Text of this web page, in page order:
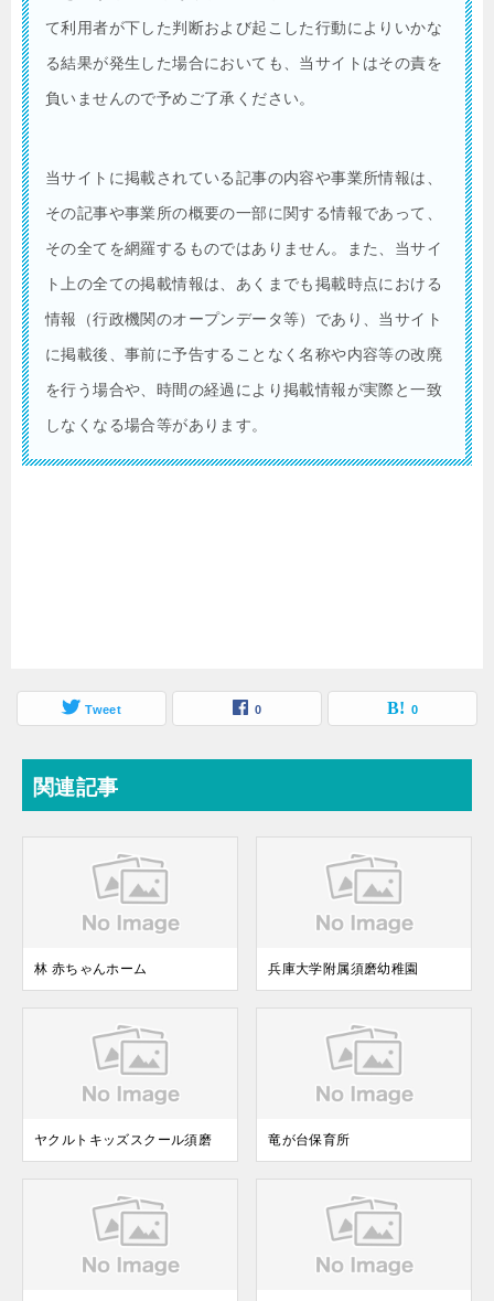
て利用者が下した判断および起こした行動によりいかな
る結果が発生した場合においても、当サイトはその責を
負いませんので予めご了承ください。
当サイトに掲載されている記事の内容や事業所情報は、
その記事や事業所の概要の一部に関する情報であって、
その全てを網羅するものではありません。また、当サイ
ト上の全ての掲載情報は、あくまでも掲載時点における
情報（行政機関のオープンデータ等）であり、当サイト
に掲載後、事前に予告することなく名称や内容等の改廃
を行う場合や、時間の経過により掲載情報が実際と一致
しなくなる場合等があります。
Tweet 0 0
関連記事
林 赤ちゃんホーム 兵庫大学附属須磨幼稚園
ヤクルトキッズスクール須磨 竜が台保育所